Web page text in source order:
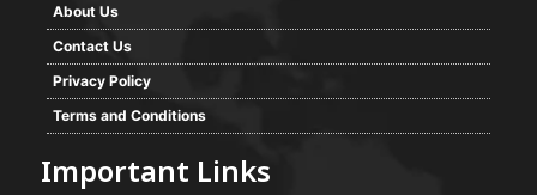
About Us
Contact Us
Privacy Policy
Terms and Conditions
Important Links